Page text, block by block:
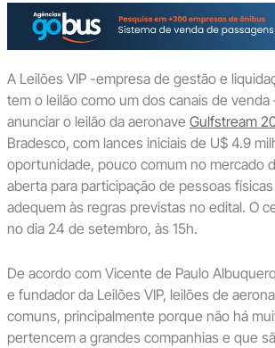
A Leilões VIP -empresa de gestão e
tem o leilão como um dos canais de venda
anunciar o leilão da aeronave Gulfstream
Bradesco, com lances iniciais de U$ 4.9
oportunidade, pouco comum no mercado
aberta para participação de pessoas
adequem às regras previstas no edital. O
no dia 24 de setembro, às 15h.
De acordo com Vicente de Paulo
e fundador da Leilões VIP, leilões de
comuns, principalmente porque não há
pertencem a grandes companhias e que